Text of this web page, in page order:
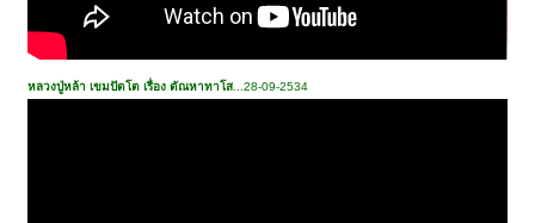
หลวงปู่หล้า เขมปัตโต เรื่อง ตัณหาทาโส...28-09-2534